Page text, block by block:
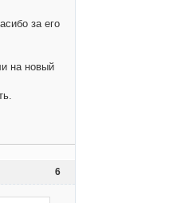
за его
на новый
6